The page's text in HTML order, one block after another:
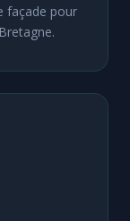
façade pour